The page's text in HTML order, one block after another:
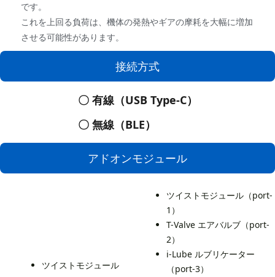
です。
これを上回る負荷は、機体の発熱やギアの摩耗を大幅に増加
させる可能性があります。
接続方式
〇 有線（USB Type-C）
〇 無線（BLE）
アドオンモジュール
ツイストモジュール
ツイストモジュール（port-
1）
T-Valve エアバルブ（port-
2）
i-Lube ルブリケーター
（port-3）